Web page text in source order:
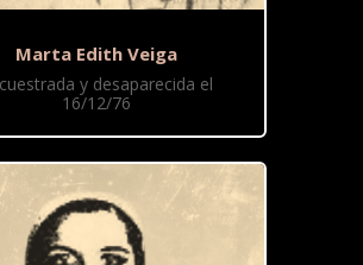
Marta Edith Veiga
y desaparecida el
16/12/76